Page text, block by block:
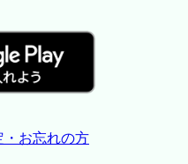
・お忘れの方